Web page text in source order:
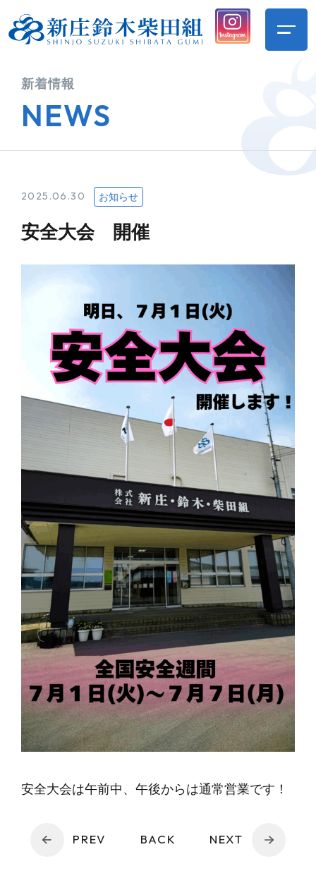
新着情報
NEWS
2025.06.30 お知らせ
安全大会 開催
安全大会は午前中、午後からは通常営業です！
PREV BACK NEXT